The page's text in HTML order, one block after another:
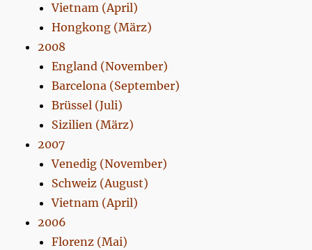
Vietnam (April)
Hongkong (März)
2008
England (November)
Barcelona (September)
Brüssel (Juli)
Sizilien (März)
2007
Venedig (November)
Schweiz (August)
Vietnam (April)
2006
Florenz (Mai)